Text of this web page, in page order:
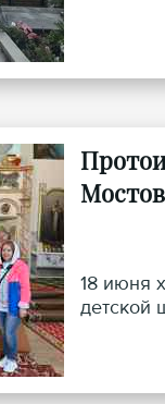
18 июня
детской